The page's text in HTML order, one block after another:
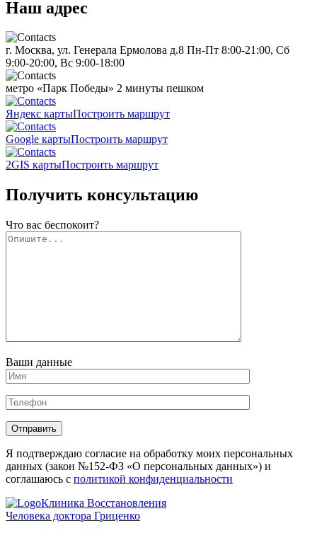
Наш адрес
г. Москва, ул. Генерала Ермолова д.8 Пн-Пт 8:00-21:00, Сб
9:00-20:00, Вс 9:00-18:00
метро «Парк Победы» 2 минуты пешком
Яндекс картыПостроить маршрут
Google картыПостроить маршрут
2GIS картыПостроить маршрут
Получить консультацию
Что вас беспокоит?
Ваши данные
Отправить
Я подтверждаю согласие на обработку моих персональных
данных (закон №152-ФЗ «О персональных данных») и
соглашаюсь с политикой конфиденциальности
Клиника Восстановления
Человека доктора Гриценко